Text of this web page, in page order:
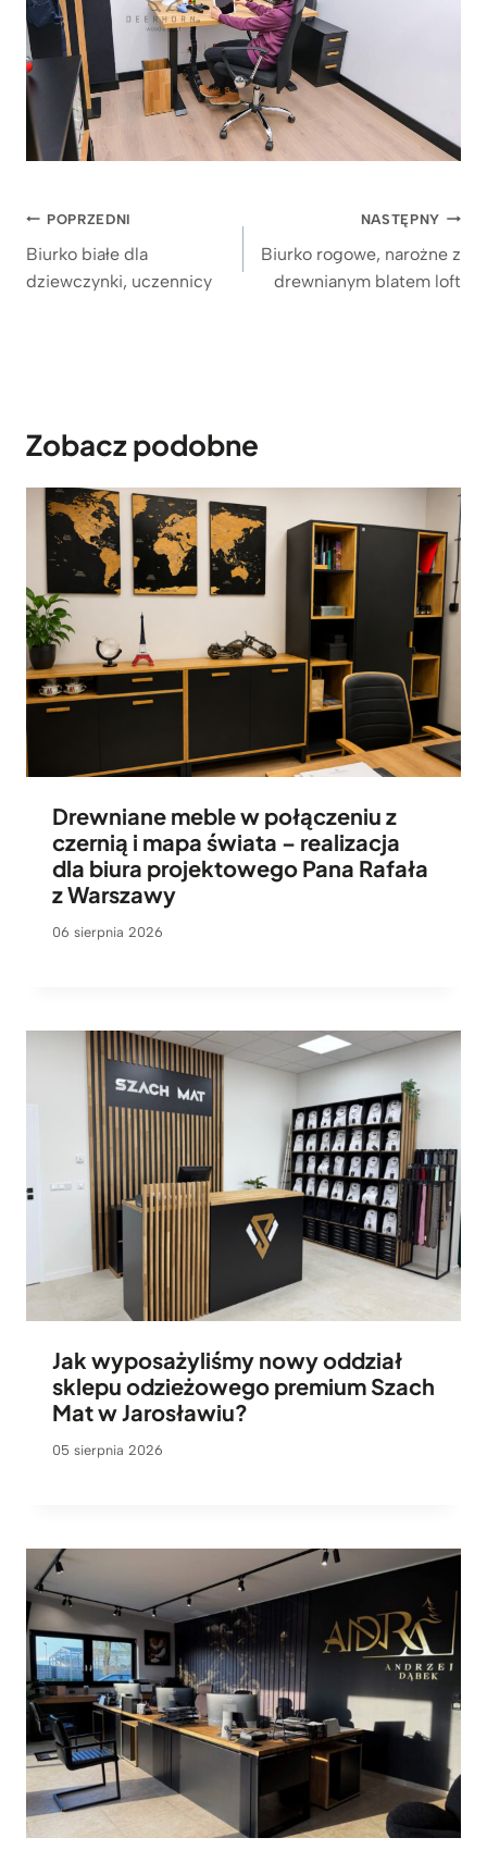
Nawigacja
wpisu
POPRZEDNI
Biurko białe dla
dziewczynki, uczennicy
NASTĘPNY
Biurko rogowe, narożne z
drewnianym blatem loft
Zobacz podobne
Drewniane meble w połączeniu z
czernią i mapa świata – realizacja
dla biura projektowego Pana Rafała
z Warszawy
06 sierpnia 2026
Jak wyposażyliśmy nowy oddział
sklepu odzieżowego premium Szach
Mat w Jarosławiu?
05 sierpnia 2026